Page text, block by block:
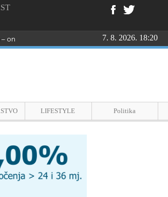
online prijave do 26. kolovoza7. 8. 2026. 18:20
LIFESTYLE Politika